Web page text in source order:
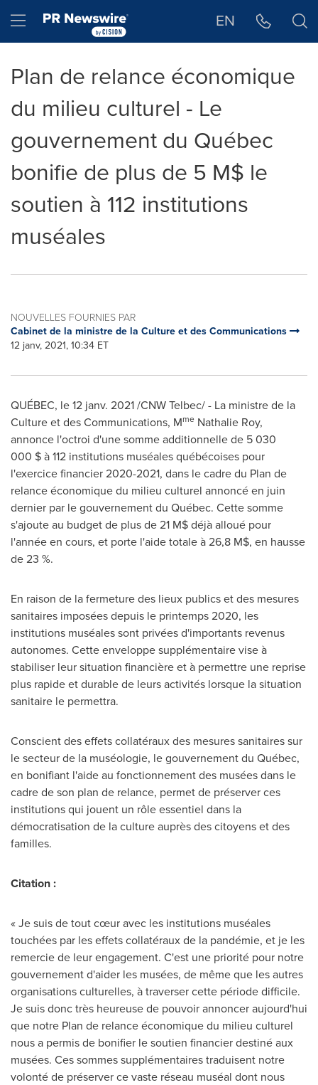
Hamburger menu EN
Plan de relance économique
du milieu culturel - Le
gouvernement du Québec
bonifie de plus de 5 M$ le
soutien à 112 institutions
muséales
NOUVELLES FOURNIES PAR
Cabinet de la ministre de la Culture et des Communications
12 janv, 2021, 10:34 ET
QUÉBEC, le 12 janv. 2021 /CNW Telbec/ - La ministre de la
Culture et des Communications, Mme Nathalie Roy,
annonce l'octroi d'une somme additionnelle de 5 030
000 $ à 112 institutions muséales québécoises pour
l'exercice financier 2020-2021, dans le cadre du Plan de
relance économique du milieu culturel annoncé en juin
dernier par le gouvernement du Québec. Cette somme
s'ajoute au budget de plus de 21 M$ déjà alloué pour
l'année en cours, et porte l'aide totale à 26,8 M$, en hausse
de 23 %.
En raison de la fermeture des lieux publics et des mesures
sanitaires imposées depuis le printemps 2020, les
institutions muséales sont privées d'importants revenus
autonomes. Cette enveloppe supplémentaire vise à
stabiliser leur situation financière et à permettre une reprise
plus rapide et durable de leurs activités lorsque la situation
sanitaire le permettra.
Conscient des effets collatéraux des mesures sanitaires sur
le secteur de la muséologie, le gouvernement du Québec,
en bonifiant l'aide au fonctionnement des musées dans le
cadre de son plan de relance, permet de préserver ces
institutions qui jouent un rôle essentiel dans la
démocratisation de la culture auprès des citoyens et des
familles.
Citation :
« Je suis de tout cœur avec les institutions muséales
touchées par les effets collatéraux de la pandémie, et je les
remercie de leur engagement. C'est une priorité pour notre
gouvernement d'aider les musées, de même que les autres
organisations culturelles, à traverser cette période difficile.
Je suis donc très heureuse de pouvoir annoncer aujourd'hui
que notre Plan de relance économique du milieu culturel
nous a permis de bonifier le soutien financier destiné aux
musées. Ces sommes supplémentaires traduisent notre
volonté de préserver ce vaste réseau muséal dont nous